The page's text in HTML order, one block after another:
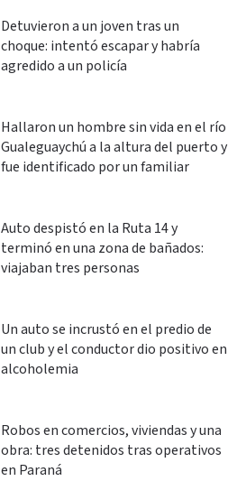
Detuvieron a un joven tras un
choque: intentó escapar y habría
agredido a un policía
Hallaron un hombre sin vida en el río
Gualeguaychú a la altura del puerto y
fue identificado por un familiar
Auto despistó en la Ruta 14 y
terminó en una zona de bañados:
viajaban tres personas
Un auto se incrustó en el predio de
un club y el conductor dio positivo en
alcoholemia
Robos en comercios, viviendas y una
obra: tres detenidos tras operativos
en Paraná